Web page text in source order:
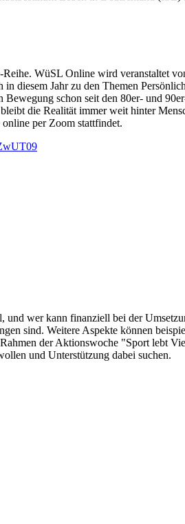
WüSL Online wird veranstaltet
diesem Jahr zu den Themen
schon seit den 80er- und
die Realität immer weit hinter
per Zoom stattfindet.
wer kann finanziell bei der
sind. Weitere Aspekte können
der Aktionswoche "Sport lebt
und Unterstützung dabei suchen.